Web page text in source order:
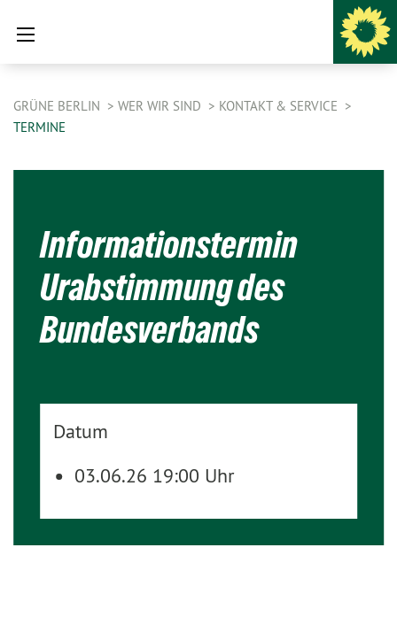
GRÜNE BERLIN WER WIR SIND
KONTAKT & SERVICE
TERMINE
Informationstermin
Urabstimmung des
Bundesverbands
Datum
03.06.26 19:00 Uhr